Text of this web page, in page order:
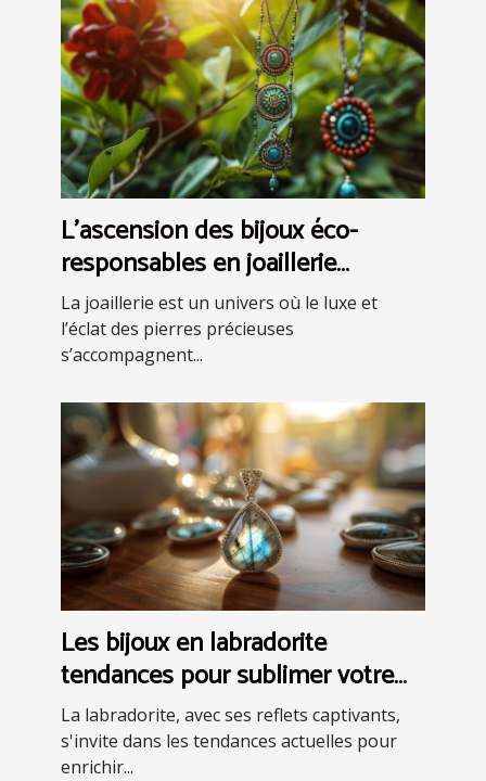
L'ascension des bijoux éco-
responsables en joaillerie
Comprendre l'impact
environnemental
La joaillerie est un univers où le luxe et
l’éclat des pierres précieuses
s’accompagnent...
Les bijoux en labradorite
tendances pour sublimer votre
garde-robe
La labradorite, avec ses reflets captivants,
s'invite dans les tendances actuelles pour
enrichir...